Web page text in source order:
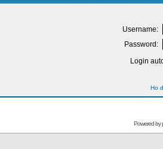
Username:
Password:
Login
Ho
Powered by